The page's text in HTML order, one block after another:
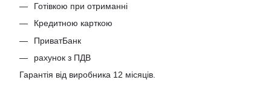
Готівкою при отриманні
Кредитною карткою
ПриватБанк
рахунок з ПДВ
Гарантія від виробника 12 місяців.